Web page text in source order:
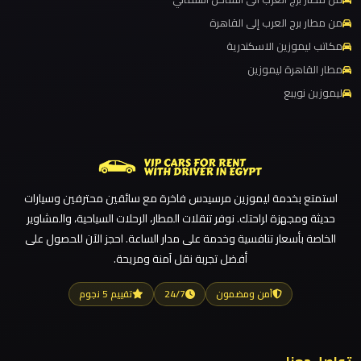
ليموزين مطار القاهرة الي اسكندرية
ليموزين مطار القاهرة الدولي
ليموزين مطار القاهرة الخط الساخن
ليموزين مطار القاهرة أسعار
ليموزين مطار العلمين الجديدة
ليموزين مطار العلمين
ليموزين مطار العالمين
ليموزين مطار العاصمة الادارية
ليموزين مطار اكتوبر
العاصمة
الادارية
ليموزين
الجديدة
من مطار برج العرب إلى القاهرة
مكاتب ليموزين الاسكندرية
مطار القاهرة ليموزين
ليموزين نويبع
استمتع بخدمة ليموزين مرسيدس فاخرة مع سائقين محترفين وسيارات
حديثة ومجهزة لراحتك. نوفر تنقلات المطار، الرحلات السياحية، والمشاوير
الخاصة بأسعار تنافسية وخدمة على مدار الساعة. احجز الآن للحصول على
أفضل تجربة نقل آمنة ومريحة.
آمن ومضمون 24/7 تقييم 5 نجوم